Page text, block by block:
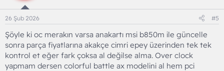
26 Şub 2026 #5
Şöyle ki oc merakın varsa anakartı msi b850m ile güncelle
sonra parça fiyatlarına akakçe cimri epey üzerinden tek tek
kontrol et eğer fark çoksa al değilse alma. Over clock
yapmam dersen colorful battle ax modelini al hem pci